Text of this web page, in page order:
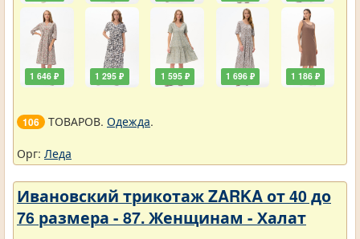
1 646 ₽ 1 295 ₽ 1 595 ₽ 1 696 ₽ 1 186 ₽
106 ТОВАРОВ. Одежда.
Орг: Леда
Ивановский трикотаж ZARKA от 40 до
76 размера - 87. Женщинам - Халат